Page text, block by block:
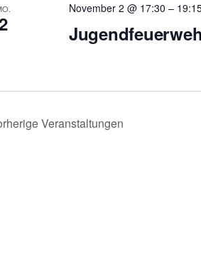
November 2 @ 17:30 –
Veranstaltungen